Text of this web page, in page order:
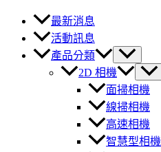
最新消息
活動訊息
產品分類
2D 相機
面掃相機
線掃相機
高速相機
智慧型相機